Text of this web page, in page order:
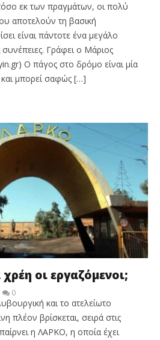
εκ των πραγμάτων, οι πολύ
αποτελούν τη βασική
είναι πάντοτε ένα μεγάλο
Γράφει ο Μάριος
Ο πάγος στο δρόμο είναι μία
και μπορεί σαφώς […]
οι εργαζόμενοι;
0
και το ατελείωτο
πλέον βρίσκεται, σειρά στις
η ΛΑΡΚΟ, η οποία έχει